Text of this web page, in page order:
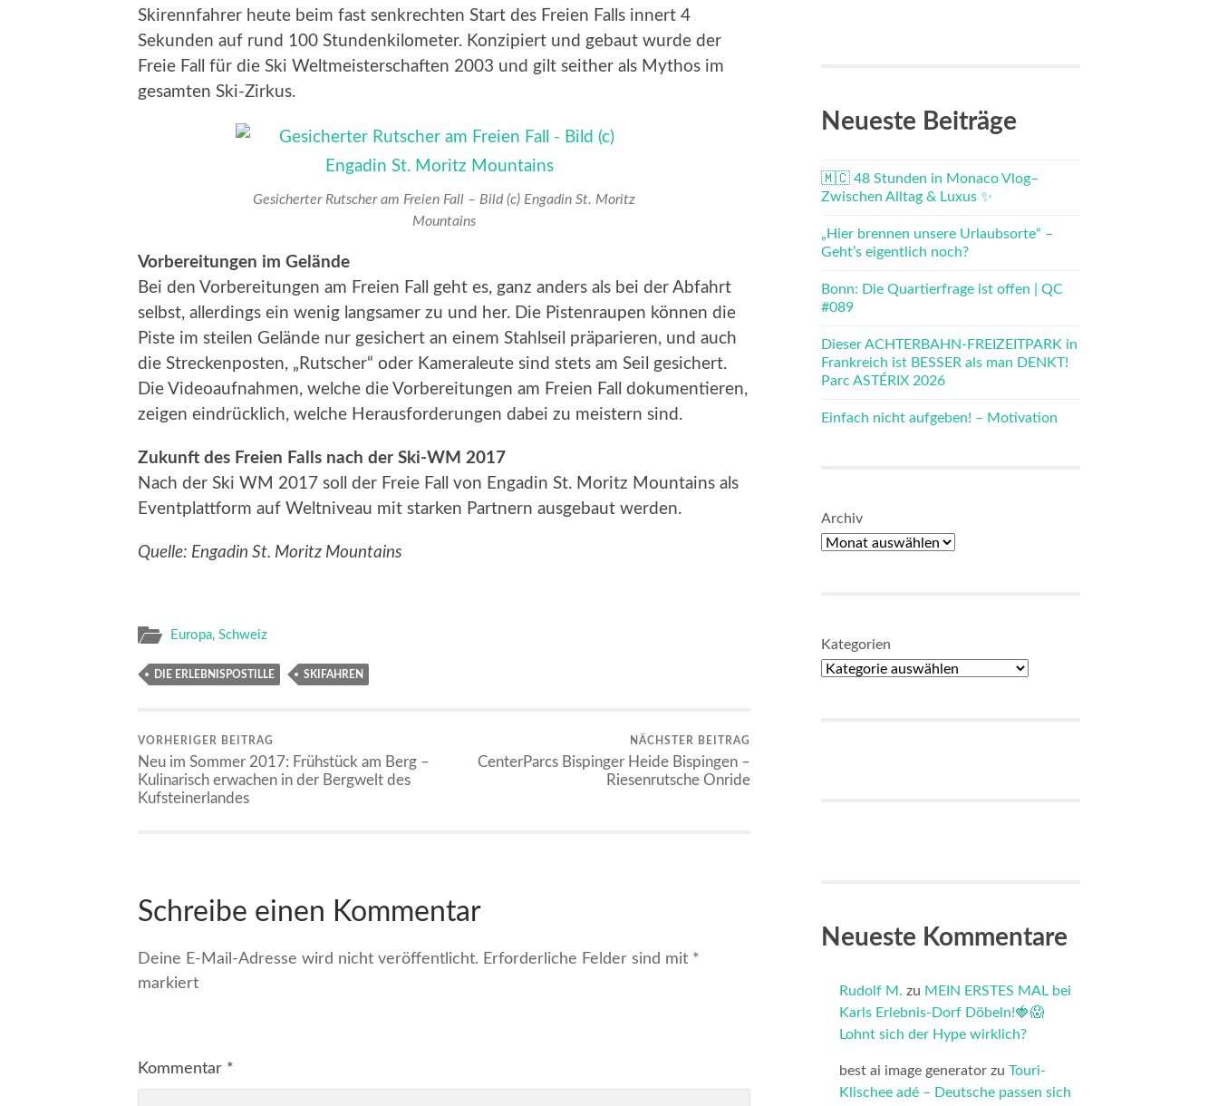
Skirennfahrer heute beim fast senkrechten Start des Freien Falls innert 4
Sekunden auf rund 100 Stundenkilometer. Konzipiert und gebaut wurde der
Freie Fall für die Ski Weltmeisterschaften 2003 und gilt seither als Mythos im
gesamten Ski-Zirkus.
Gesicherter Rutscher am Freien Fall – Bild (c) Engadin St. Moritz
Mountains
Vorbereitungen im Gelände
Bei den Vorbereitungen am Freien Fall geht es, ganz anders als bei der Abfahrt
selbst, allerdings ein wenig langsamer zu und her. Die Pistenraupen können die
Piste im steilen Gelände nur gesichert an einem Stahlseil präparieren, und auch
die Streckenposten, „Rutscher“ oder Kameraleute sind stets am Seil gesichert.
Die Videoaufnahmen, welche die Vorbereitungen am Freien Fall dokumentieren,
zeigen eindrücklich, welche Herausforderungen dabei zu meistern sind.
Zukunft des Freien Falls nach der Ski-WM 2017
Nach der Ski WM 2017 soll der Freie Fall von Engadin St. Moritz Mountains als
Eventplattform auf Weltniveau mit starken Partnern ausgebaut werden.
Quelle: Engadin St. Moritz Mountains
Europa, Schweiz
DIE ERLEBNISPOSTILLE SKIFAHREN
VORHERIGER BEITRAG
Neu im Sommer 2017: Frühstück am Berg –
Kulinarisch erwachen in der Bergwelt des
Kufsteinerlandes
NÄCHSTER BEITRAG
CenterParcs Bispinger Heide Bispingen –
Riesenrutsche Onride
Schreibe einen Kommentar
Deine E-Mail-Adresse wird nicht veröffentlicht. Erforderliche Felder sind mit *
markiert
Kommentar *
Neueste Beiträge
🇲🇨 48 Stunden in Monaco Vlog–
Zwischen Alltag & Luxus ✨
„Hier brennen unsere Urlaubsorte“ –
Geht’s eigentlich noch?
Bonn: Die Quartierfrage ist offen | QC
#089
Dieser ACHTERBAHN-FREIZEITPARK in
Frankreich ist BESSER als man DENKT!
Parc ASTÉRIX 2026
Einfach nicht aufgeben! – Motivation
Archiv
Kategorien
Neueste Kommentare
Rudolf M. zu MEIN ERSTES MAL bei
Karls Erlebnis-Dorf Döbeln!🍓😱
Lohnt sich der Hype wirklich?
best ai image generator zu Touri-
Klischee adé – Deutsche passen sich